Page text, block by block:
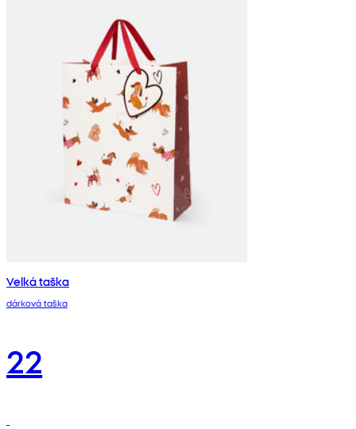
Velká taška
dárková taška
22